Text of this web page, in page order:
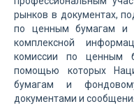
рынков в документах,
по ценным бумагам и
комплексной
комиссии по ценным
помощью которых
бумагам и
документами и